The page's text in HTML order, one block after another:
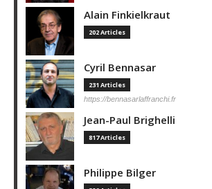
Alain Finkielkraut
202 Articles
Cyril Bennasar
231 Articles
https://bennasarlaffranchi.fr
Jean-Paul Brighelli
817 Articles
Philippe Bilger